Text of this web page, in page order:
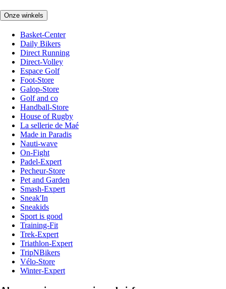
Onze winkels
Basket-Center
Daily Bikers
Direct Running
Direct-Volley
Espace Golf
Foot-Store
Galop-Store
Golf and co
Handball-Store
House of Rugby
La sellerie de Maé
Made in Paradis
Nauti-wave
On-Fight
Padel-Expert
Pecheur-Store
Pet and Garden
Smash-Expert
Sneak'In
Sneakids
Sport is good
Training-Fit
Trek-Expert
Triathlon-Expert
TripNBikers
Vélo-Store
Winter-Expert